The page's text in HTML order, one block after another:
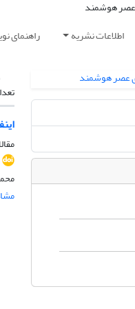
اطلاعات نشریه راهنمای